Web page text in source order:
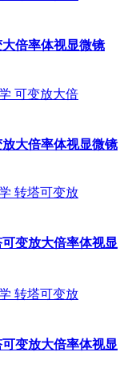
倍率体视显微镜
大倍率体视显微镜
变放大倍率体视显
变放大倍率体视显